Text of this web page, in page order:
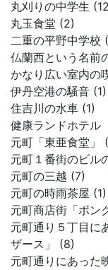
丸刈りの中学生
丸玉食堂 (2)
二重の平野中学校
仏蘭西という名前
かなり広い室内の
伊丹空港の騒音 (1)
住吉川の水車 (1)
健康ランドホテル
元町「東亜食堂」
元町１番街のビル
元町の三越 (7)
元町の時雨茶屋 (1)
元町商店街「ボン
元町通り５丁目に
ザース」 (8)
元町通りにあった